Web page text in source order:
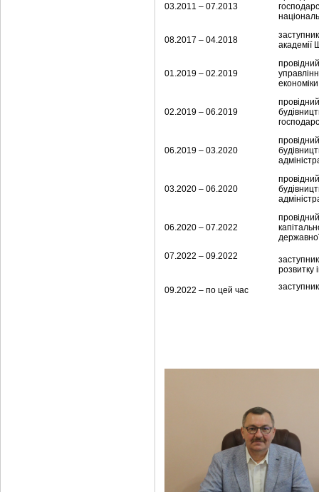
03.2011 – 07.2013
08.2017 – 04.2018
академії
01.2019 – 02.2019
02.2019 – 06.2019
06.2019 – 03.2020
03.2020 – 06.2020
06.2020 – 07.2022
07.2022 – 09.2022
09.2022 – по цей час
розвитку